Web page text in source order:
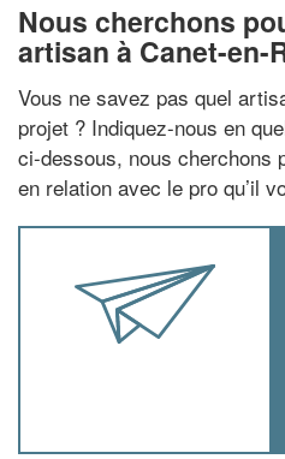
Nous cherchons
artisan à Canet-en-
Vous ne savez pas quel
projet ? Indiquez-nous en
ci-dessous, nous cherchons
en relation avec le pro qu’il